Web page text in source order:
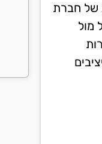
שוטפת של חברת
מול